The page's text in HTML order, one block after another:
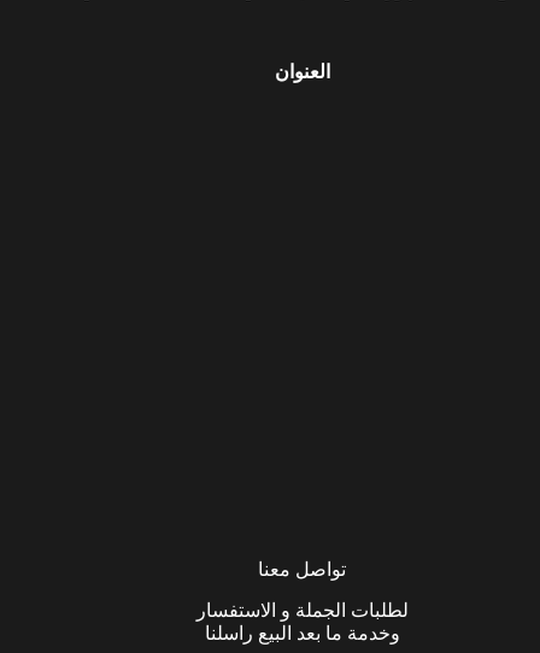
العنوان
تواصل معنا
لطلبات الجملة و الاستفسار
وخدمة ما بعد البيع راسلنا